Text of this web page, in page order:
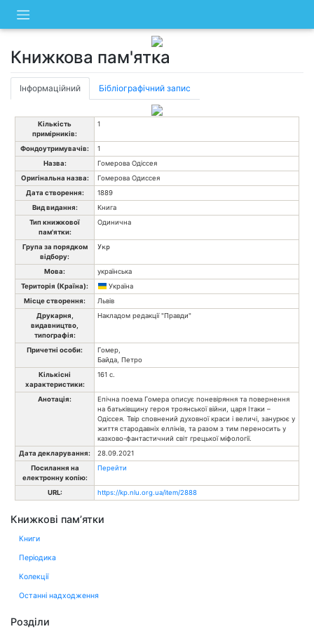
content
Книжкова пам'ятка
Інформаційний Бібліографічний запис
Кількість
примірників:
1
Фондоутримувачів:
1
Назва:
Гомерова Одіссея
Оригінальна назва:
Гомерова Одиссея
Дата створення:
1889
Вид видання:
Книга
Тип книжкової
пам'ятки:
Одинична
Група за порядком
відбору:
Укр
Мова:
українська
Територія (Країна):
Україна
Місце створення:
Львів
Друкарня,
видавництво,
типографія:
Накладом редакції "Правди"
Причетні особи:
Гомер,
Байда, Петро
Кількісні
характеристики:
161 с.
Анотація:
Епічна поема Гомера описує поневіряння та повернення
на батьківщину героя троянської війни, царя Ітаки –
Одіссея. Твір сповнений духовної краси і величі, занурює у
життя стародавніх еллінів, та разом з тим переносить у
казково-фантастичний світ грецької міфології.
Дата декларування:
28.09.2021
Посилання на
електронну копію:
Перейти
URL: https://kp.nlu.org.ua/item/2888
Книжкові пам’ятки
Книги
Періодика
Колекції
Останні надходження
Розділи